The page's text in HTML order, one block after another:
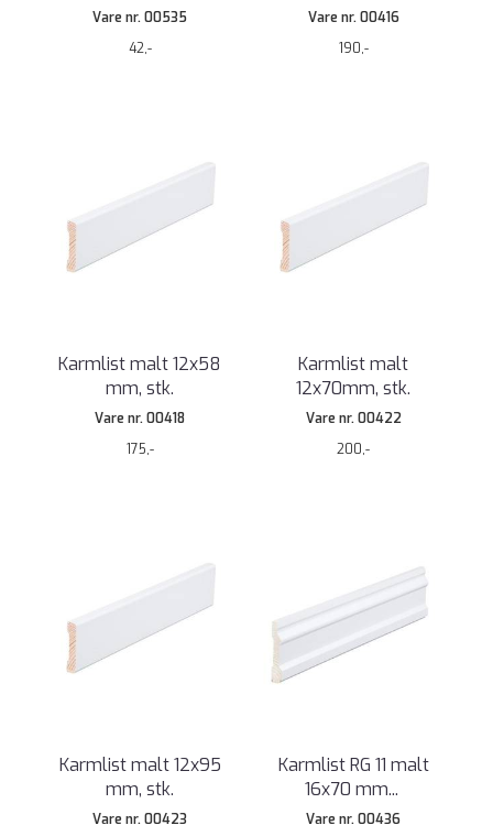
Vare nr. 00535
42,-
Vare nr. 00416
190,-
Karmlist malt 12x58
mm, stk.
Vare nr. 00418
175,-
Karmlist malt
12x70mm, stk.
Vare nr. 00422
200,-
Karmlist malt 12x95
mm, stk.
Vare nr. 00423
Karmlist RG 11 malt
16x70 mm...
Vare nr. 00436